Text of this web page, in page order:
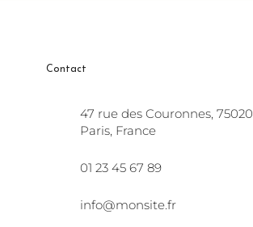
Contact
47 rue des Couronnes, 75020
Paris, France
01 23 45 67 89
info@monsite.fr